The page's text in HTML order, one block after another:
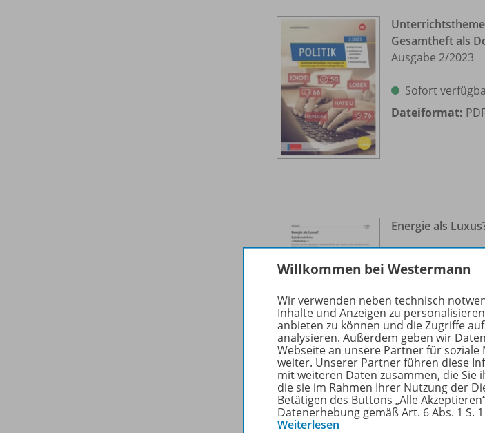
Gesamtheft als
Ausgabe 2/2023
Sofort
Dateiformat:
Energie als
Willkommen bei Westermann
Wir verwenden neben technisch
Inhalte und Anzeigen zu
anbieten zu können und die Zugriffe
analysieren. Außerdem geben wir
Webseite an unsere Partner für soziale
weiter. Unserer Partner führen diese
mit weiteren Daten zusammen, die
die sie im Rahmen Ihrer Nutzung der
Betätigen des Buttons „Alle
Datenerhebung gemäß Art. 6 Abs. 1 S. 1
Weiterlesen